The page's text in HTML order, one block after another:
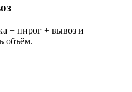
+ пирог + вывоз и
объём.